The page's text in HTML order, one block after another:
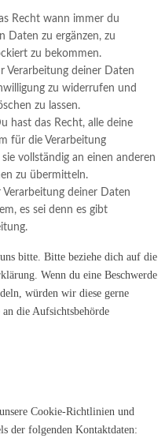
Recht wann immer du
Daten zu ergänzen, zu
zu bekommen.
Verarbeitung deiner Daten
zu widerrufen und
zu lassen.
hast das Recht, alle deine
für die Verarbeitung
vollständig an einen anderen
zu übermitteln.
deiner Daten
es sei denn es gibt
bitte. Bitte beziehe dich auf die
Wenn du eine Beschwerde
würden wir diese gerne
an die Aufsichtsbehörde
Cookie-Richtlinien und
der folgenden Kontaktdaten: